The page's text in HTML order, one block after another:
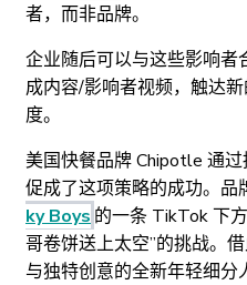
者，而非品牌。
企业随后可以与这些影响
成内容/影响者视频，触达
度。
美国快餐品牌 Chipotle 通
促成了这项策略的成功。品
ky Boys 的一条 TikTok 下
哥卷饼送上太空”的挑战。
与独特创意的全新年轻细分